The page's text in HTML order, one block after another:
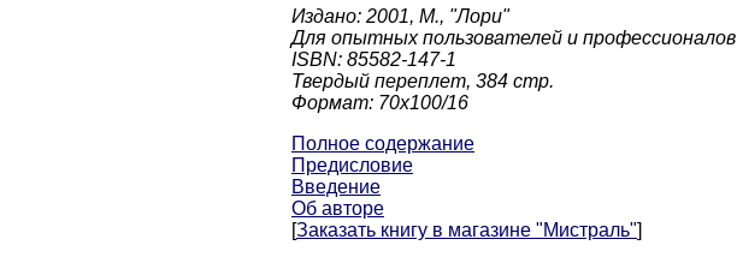
Издано: 2001, М., "Лори"
Для опытных пользователей и профессионалов
ISBN: 85582-147-1
Твердый переплет, 384 стр.
Формат: 70x100/16
Полное содержание
Предисловие
Введение
Об авторе
[Заказать книгу в магазине "Мистраль"]